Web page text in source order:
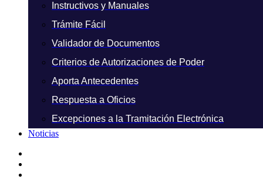
Instructivos y Manuales
Trámite Fácil
Validador de Documentos
Criterios de Autorizaciones de Poder
Aporta Antecedentes
Respuesta a Oficios
Excepciones a la Tramitación Electrónica
Noticias